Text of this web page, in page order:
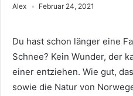
Alex Februar 24, 2021
Du hast schon länger eine
Schnee? Kein Wunder, der
einer entziehen. Wie gut,
sowie die Natur von